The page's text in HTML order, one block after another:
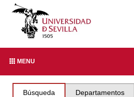
MENU
Búsqueda Departamentos